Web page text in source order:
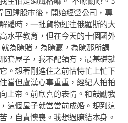
回歸股市後，開始經營公司，專
體時，一批貨物運往俄羅斯的大
水平教育，但在今天的十個國外
為瞭賭，為瞭贏，為瞭那所謂
套屋子，我不配領有，最基礎就
。想著剛進住之前怙恃忙上忙下
當但盧漢心事重重，經紀人拍拍
上帝。前欣喜的表情。和鼓勵我
這個屋子就當當前成婚。想到這
，自責懊喪。我想過瞭結本身。